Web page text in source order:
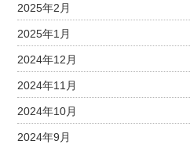
2025年2月
2025年1月
2024年12月
2024年11月
2024年10月
2024年9月